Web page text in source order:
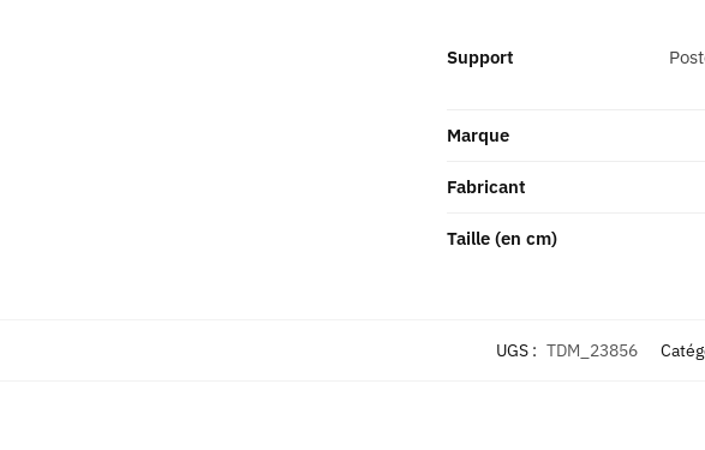
Support
Marque
Fabricant
Taille (en cm)
UGS : TDM_23856